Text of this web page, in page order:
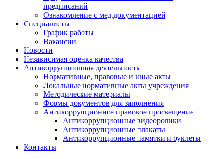
предписаний
Ознакомление с мед.документацией
Специалисты
График работы
Вакансии
Новости
Независимая оценка качества
Антикоррупционная деятельность
Нормативные, правовые и иные акты
Локальные нормативные акты учреждения
Методические материалы
Формы документов для заполнения
Антикоррупционное правовое просвещение
Антикоррупционные видеоролики
Антикоррупционные плакаты
Антикоррупционные памятки и буклеты
Контакты